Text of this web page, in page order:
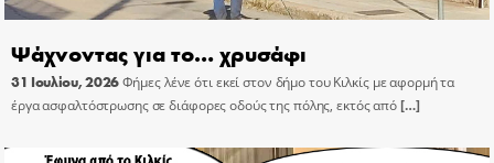
Ψάχνοντας για το… χρυσάφι
31 Ιουλίου, 2026Φήμες λένε ότι εκεί στον δήμο του Κιλκίς με αφορμή τα
έργα ασφαλτόστρωσης σε διάφορες οδούς της πόλης, εκτός από[…]